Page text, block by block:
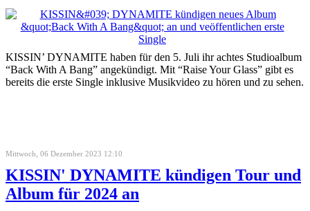
KISSIN’ DYNAMITE haben für den 5. Juli ihr achtes Studioalbum
“Back With A Bang” angekündigt. Mit “Raise Your Glass” gibt es
bereits die erste Single inklusive Musikvideo zu hören und zu sehen.
Mittwoch, 06 Dezember 2023 12:10
KISSIN' DYNAMITE kündigen Tour und
Album für 2024 an